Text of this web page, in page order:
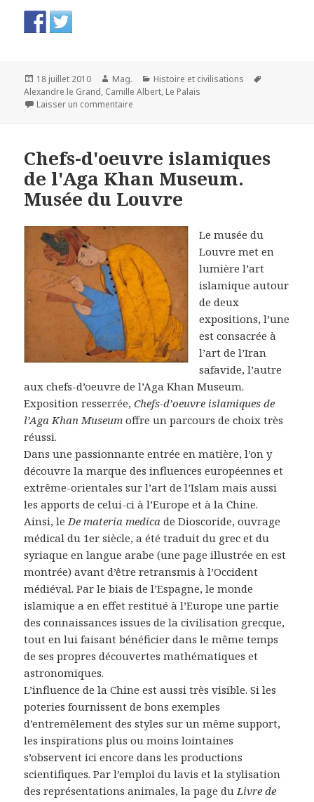
Publié
le
18 juillet 2010 Auteur
Mag. Catégories
Histoire et civilisations
Alexandre le Grand, Camille Albert, Le Palais
Laisser un commentaire
Chefs-d'oeuvre islamiques
de l'Aga Khan Museum.
Musée du Louvre
Le musée du
Louvre met en
lumière l’art
islamique autour
de deux
expositions, l’une
est consacrée à
l’art de l’Iran
safavide, l’autre
aux chefs-d’oeuvre de l’Aga Khan Museum.
Exposition resserrée,Chefs-d’oeuvre islamiques de
l’Aga Khan Museum offre un parcours de choix très
réussi.
Dans une passionnante entrée en matière, l’on y
découvre la marque des influences européennes et
extrême-orientales sur l’art de l’Islam mais aussi
les apports de celui-ci à l’Europe et à la Chine.
Ainsi, le De materia medica de Dioscoride, ouvrage
médical du 1er siècle, a été traduit du grec et du
syriaque en langue arabe (une page illustrée en est
montrée) avant d’être retransmis à l’Occident
médiéval. Par le biais de l’Espagne, le monde
islamique a en effet restitué à l’Europe une partie
des connaissances issues de la civilisation grecque,
tout en lui faisant bénéficier dans le même temps
de ses propres découvertes mathématiques et
astronomiques.
L’influence de la Chine est aussi très visible. Si les
poteries fournissent de bons exemples
d’entremêlement des styles sur un même support,
les inspirations plus ou moins lointaines
s’observent ici encore dans les productions
scientifiques. Par l’emploi du lavis et la stylisation
des représentations animales, la page du Livre de